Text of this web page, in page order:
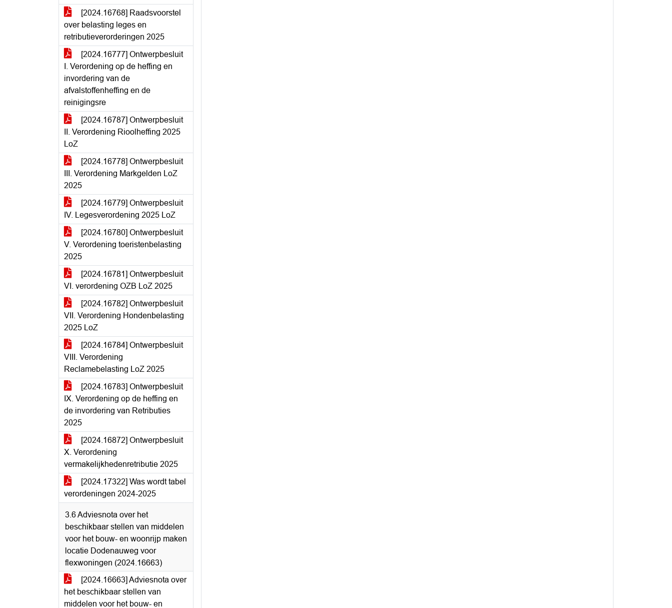
[2024.16768] Raadsvoorstel
over belasting leges en
retributieverorderingen 2025
[2024.16777] Ontwerpbesluit
I. Verordening op de heffing en
invordering van de
afvalstoffenheffing en de
reinigingsre
[2024.16787] Ontwerpbesluit
II. Verordening Rioolheffing 2025
LoZ
[2024.16778] Ontwerpbesluit
III. Verordening Markgelden LoZ
2025
[2024.16779] Ontwerpbesluit
IV. Legesverordening 2025 LoZ
[2024.16780] Ontwerpbesluit
V. Verordening toeristenbelasting
2025
[2024.16781] Ontwerpbesluit
VI. verordening OZB LoZ 2025
[2024.16782] Ontwerpbesluit
VII. Verordening Hondenbelasting
2025 LoZ
[2024.16784] Ontwerpbesluit
VIII. Verordening
Reclamebelasting LoZ 2025
[2024.16783] Ontwerpbesluit
IX. Verordening op de heffing en
de invordering van Retributies
2025
[2024.16872] Ontwerpbesluit
X. Verordening
vermakelijkhedenretributie 2025
[2024.17322] Was wordt tabel
verordeningen 2024-2025
3.6 Adviesnota over het
beschikbaar stellen van middelen
voor het bouw- en woonrijp maken
locatie Dodenauweg voor
flexwoningen (2024.16663)
[2024.16663] Adviesnota over
het beschikbaar stellen van
middelen voor het bouw- en